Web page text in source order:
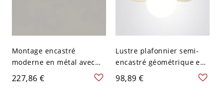
Montage encastré
moderne en métal avec
abat-jour en acrylique
blanc et ampoules LED -
227,86 €
Lustre plafonnier semi-
encastré géométrique en
chrome avec abat-jour en
fer blanc - 110 V-120 V
98,89 €